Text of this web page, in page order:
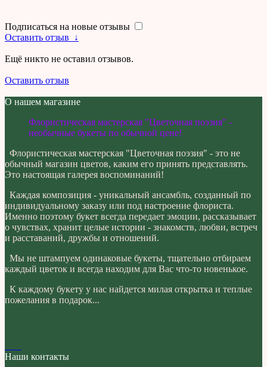
Подписаться на новые отзывы
Оставить отзыв
↓
Ещё никто не оставил отзывов.
Оставить отзыв
О нашем магазине
Флористическая мастерская "Цветочная поэзия" -
необычные букеты по обычной цене!
Флористическая мастерская "Цветочная поэзия" - это не
обычный магазин цветов, каким его принять представлять.
Это настоящая галерея воспоминаний!
Каждая композиция - уникальный ансамбль, созданный по
индивидуальному заказу или под настроение флориста.
Именно поэтому букет всегда передает эмоции, рассказывает
о чувствах, хранит целые истории - знакомств, любви, встреч
и расставаний, дружбы и отношений.
Мы не штампуем одинаковые букеты, тщательно отбираем
каждый цветок и всегда находим для Вас что-то новенькое.
К каждому букету у нас найдется милая открытка и теплые
пожелания в подарок...
Наши контакты